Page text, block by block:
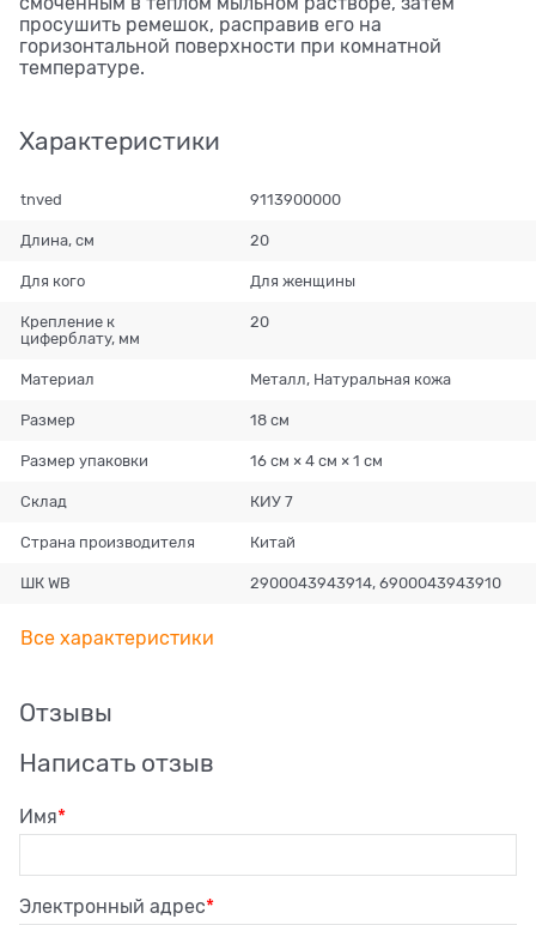
просушить ремешок, расправив его на
горизонтальной поверхности при комнатной
температуре.
Характеристики
tnved 9113900000
Длина, см 20
Для кого Для женщины
Крепление к
циферблату, мм
20
Материал Металл, Натуральная кожа
Размер 18 см
Размер упаковки 16 см × 4 см × 1 см
Склад КИУ 7
Страна производителя Китай
ШК WB 2900043943914, 6900043943910
Все характеристики
Отзывы
Написать отзыв
Имя
Электронный адрес